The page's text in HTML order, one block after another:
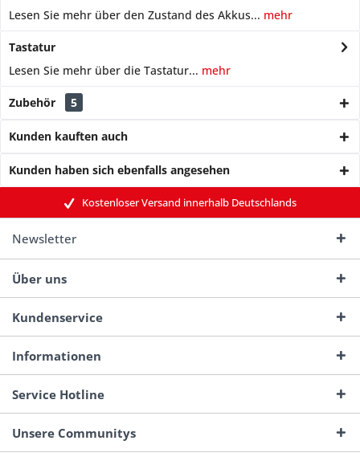
Lesen Sie mehr über den Zustand des Akkus... mehr
Tastatur
Lesen Sie mehr über die Tastatur... mehr
Zubehör 5
Kunden kauften auch
Kunden haben sich ebenfalls angesehen
Kostenloser Versand innerhalb Deutschlands
Newsletter
Über uns
Kundenservice
Informationen
Service Hotline
Unsere Communitys